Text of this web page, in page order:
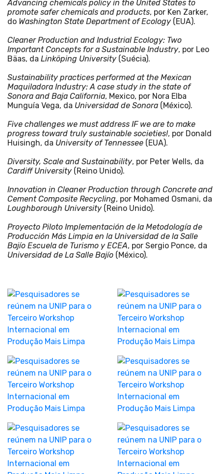
Advancing chemicals policy in the United States to
promote safer chemicals and products, por Ken Zarker,
do Washington State Department of Ecology (EUA).
Cleaner Production and Industrial Ecology: Two
Important Concepts for a Sustainable Industry, por Leo
Bäas, da Linköping University (Suécia).
Sustainability practices performed at the Mexican
Maquiladora Industry: A case study in the state of
Sonora and Baja California, Mexico, por Nora Elba
Munguía Vega, da Universidad de Sonora (México).
Five challenges we must address IF we are to make
progress toward truly sustainable societies!, por Donald
Huisingh, da University of Tennessee (EUA).
Diversity, Scale and Sustainability, por Peter Wells, da
Cardiff University (Reino Unido).
Innovation in Cleaner Production through Concrete and
Cement Composite Recycling, por Mohamed Osmani, da
Loughborough University (Reino Unido).
Proyecto Piloto Implementación de la Metodología de
Producción Más Limpia en la Universidad de la Salle
Bajío Escuela de Turismo y ECEA, por Sergio Ponce, da
Universidad de La Salle Bajío (México).